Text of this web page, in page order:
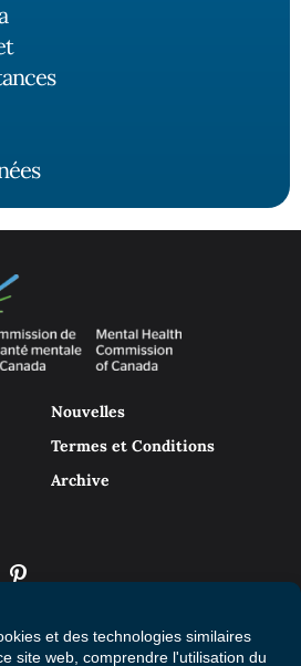
Nouvelles
Termes et Conditions
Archive